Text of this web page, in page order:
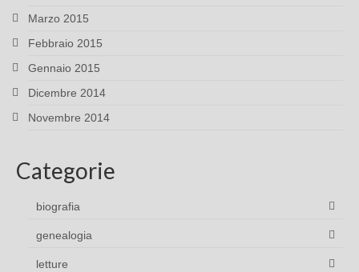
Marzo 2015
Febbraio 2015
Gennaio 2015
Dicembre 2014
Novembre 2014
Categorie
biografia
genealogia
letture